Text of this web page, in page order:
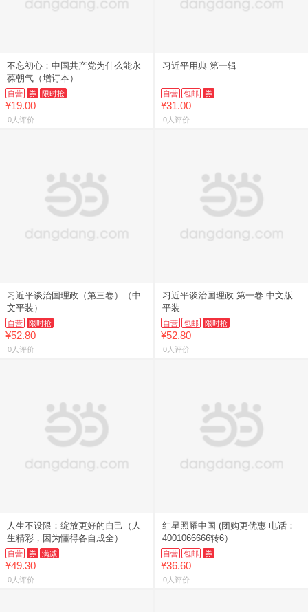
不忘初心：中国共产党为什么能永
葆朝气（增订本）
自营 券 限时抢
¥19.00
0人评价
习近平用典 第一辑
自营 包邮 券
¥31.00
0人评价
习近平谈治国理政（第三卷）（中
文平装）
自营 限时抢
¥52.80
0人评价
习近平谈治国理政 第一卷 中文版
平装
自营 包邮 限时抢
¥52.80
0人评价
人生不设限：绽放更好的自己（人
生精彩，因为懂得各自成全）
自营 券 满减
¥49.30
0人评价
红星照耀中国 (团购更优惠 电话：
4001066666转6）
自营 包邮 券
¥36.60
0人评价